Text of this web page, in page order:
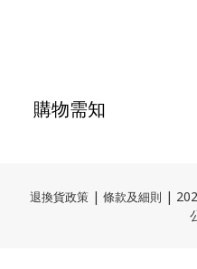
購物需知
退換貨政策 | 條款及細則 |